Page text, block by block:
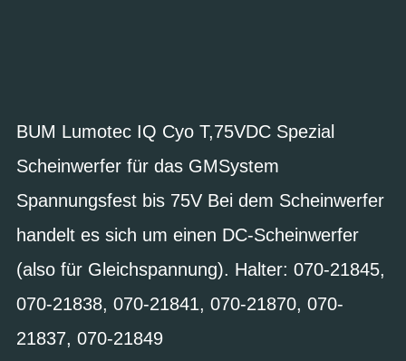
BUM Lumotec IQ Cyo T,75VDC Spezial
Scheinwerfer für das GMSystem
Spannungsfest bis 75V Bei dem Scheinwerfer
handelt es sich um einen DC-Scheinwerfer
(also für Gleichspannung). Halter: 070-21845,
070-21838, 070-21841, 070-21870, 070-
21837, 070-21849